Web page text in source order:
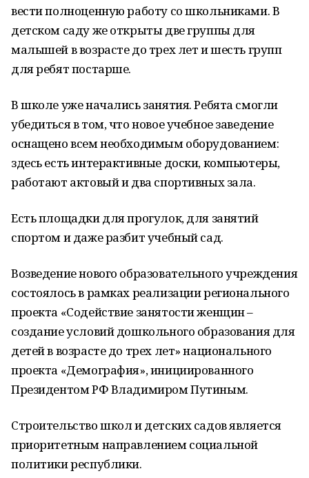
вести полноценную работу со школьниками. В
детском саду же открыты две группы для
малышей в возрасте до трех лет и шесть групп
для ребят постарше.
В школе уже начались занятия. Ребята смогли
убедиться в том, что новое учебное заведение
оснащено всем необходимым оборудованием:
здесь есть интерактивные доски, компьютеры,
работают актовый и два спортивных зала.
Есть площадки для прогулок, для занятий
спортом и даже разбит учебный сад.
Возведение нового образовательного учреждения
состоялось в рамках реализации регионального
проекта «Содействие занятости женщин –
создание условий дошкольного образования для
детей в возрасте до трех лет» национального
проекта «Демография», инициированного
Президентом РФ Владимиром Путиным.
Строительство школ и детских садов является
приоритетным направлением социальной
политики республики.